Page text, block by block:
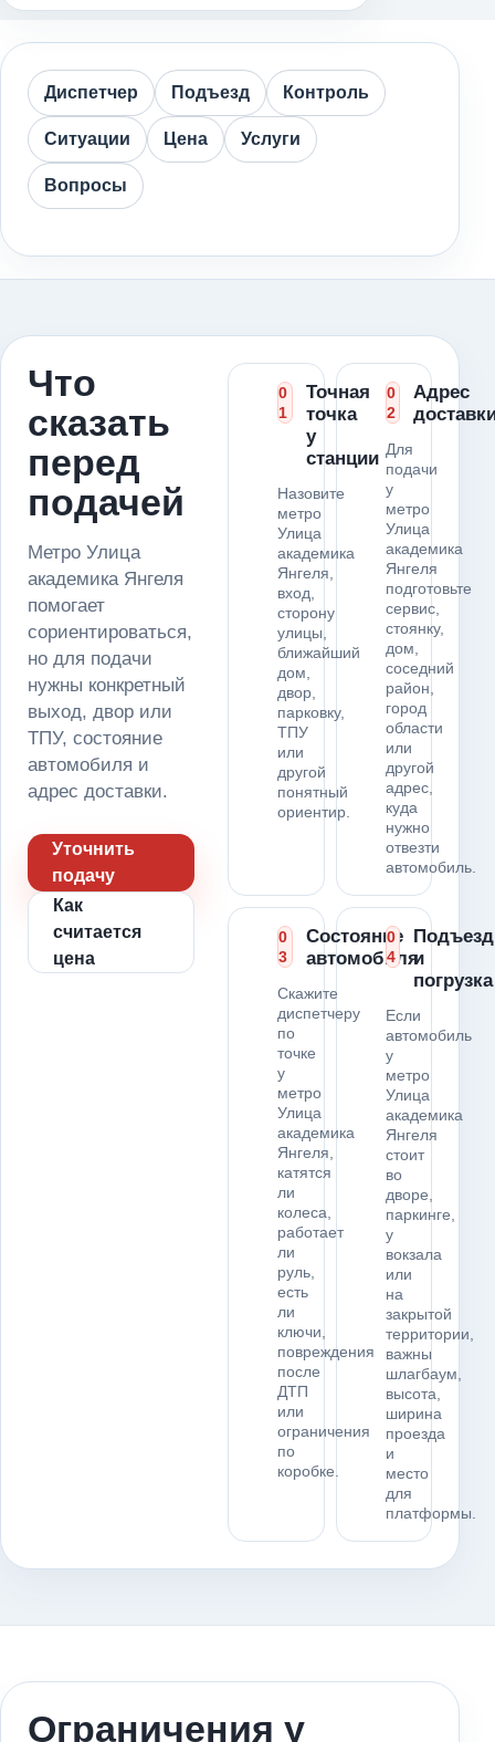
Диспетчер Подъезд Контроль
Ситуации Цена Услуги
Вопросы
Что
сказать
перед
подачей
Метро Улица
академика Янгеля
помогает
сориентироваться,
но для подачи
нужны конкретный
выход, двор или
ТПУ, состояние
автомобиля и
адрес доставки.
Уточнить
подачу
Как
считается
цена
0
1
Точная
точка
у
станции
Назовите
метро
Улица
академика
Янгеля,
вход,
сторону
улицы,
ближайший
дом,
двор,
парковку,
ТПУ
или
другой
понятный
ориентир.
0
2
Адрес
Для
подачи
у
метро
Улица
академика
Янгеля
подготовьте
сервис,
стоянку,
дом,
соседний
район,
город
области
или
другой
адрес,
куда
нужно
отвезти
автомобиль.
0
3
Состояние
автомобиля
Скажите
диспетчеру
по
точке
у
метро
Улица
академика
Янгеля,
катятся
ли
колеса,
работает
ли
руль,
есть
ли
ключи,
повреждения
после
ДТП
или
ограничения
по
коробке.
0
4
Подъезд
и
погрузка
Если
автомобиль
у
метро
Улица
академика
Янгеля
стоит
во
дворе,
паркинге,
у
вокзала
или
на
закрытой
территории,
важны
шлагбаум,
высота,
ширина
проезда
и
место
для
платформы.
Ограничения у